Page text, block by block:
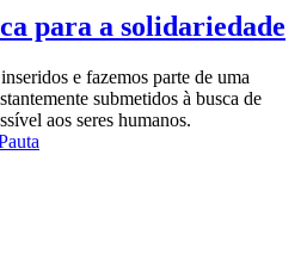
para a solidariedade
e fazemos parte de uma
submetidos à busca de
aos seres humanos.